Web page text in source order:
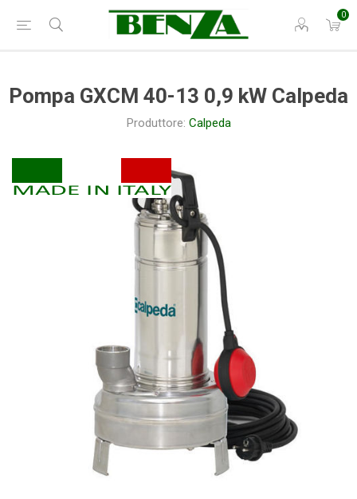
0
Pompa GXCM 40-13 0,9 kW Calpeda
Produttore: Calpeda